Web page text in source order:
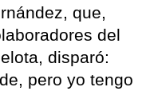
que,
del
disparó:
pero yo tengo